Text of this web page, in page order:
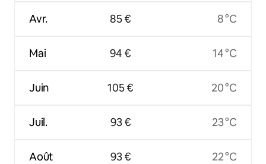
Avr.
Mai
Juin
Juil.
Août
85 €
94 €
105 €
93 €
93 €
8 °C
14 °C
20 °C
23 °C
22 °C